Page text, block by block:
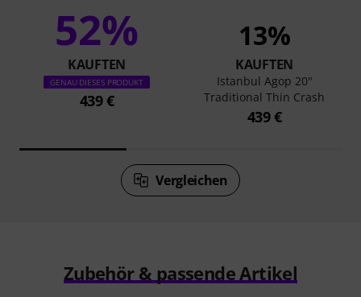
52%
KAUFTEN
GENAU DIESES PRODUKT
439 €
13%
KAUFTEN
Istanbul Agop 20"
Traditional Thin Crash
439 €
Vergleichen
Zubehör & passende Artikel